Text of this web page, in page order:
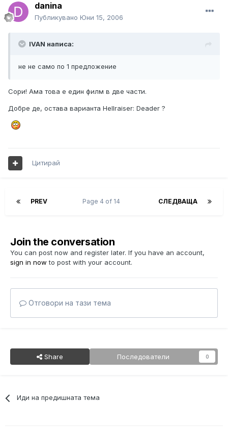
danina
Публикувано Юни 15, 2006
IVAN написа:
не не само по 1 предложение
Сори! Ама това е един филм в две части.
Добре де, остава варианта Hellraiser: Deader ?
Цитирай
PREV СЛЕДВАЩА
Page 4 of 14
Join the conversation
You can post now and register later. If you have an account,
sign in now to post with your account.
Отговори на тази тема
Share Последователи 0
Иди на предишната тема